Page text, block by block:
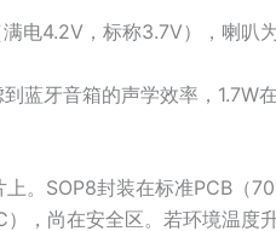
电4.2V，标称3.7V），喇叭
蓝牙音箱的声学效率，1.7W
。SOP8封装在标准PCB（
尚在安全区。若环境温度